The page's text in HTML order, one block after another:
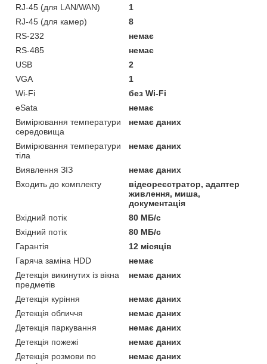
RJ-45 (для LAN/WAN)
1
RJ-45 (для камер)
8
RS-232
немає
RS-485
немає
USB
2
VGA
1
Wi-Fi
без Wi-Fi
eSata
немає
Вимірювання температури
середовища
немає даних
Вимірювання температури
тіла
немає даних
Виявлення ЗІЗ
немає даних
Входить до комплекту
відеореєстратор, адаптер
живлення, миша,
документація
Вхідний потік
80 МБ/с
Вхідний потік
80 МБ/с
Гарантія
12 місяців
Гаряча заміна HDD
немає
Детекція викинутих із вікна
предметів
немає даних
Детекція куріння
немає даних
Детекція обличчя
немає даних
Детекція паркування
немає даних
Детекція пожежі
немає даних
Детекція розмови по
немає даних